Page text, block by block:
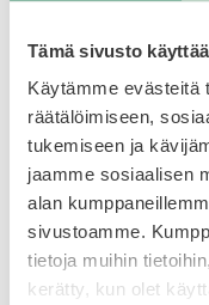
Tämä sivusto
Käytämme evästeitä
räätälöimiseen,
tukemiseen ja
jaamme sosiaalisen
alan
sivustoamme.
tietoja muihin
kerätty, kun olet
0
s
Tällä
tuotteella
on
useampi
muunnelma.